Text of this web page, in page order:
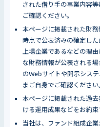
された借り手の事業内容
ご確認ください。
本ページに掲載された財
時点で公表済みの確定した
上場企業であるなどの理
な財務情報が公表される
のWebサイトや開示シス
まご自身でご確認ください
本ページに掲載された過
ける運用成果などをお約
当社は、ファンド組成企